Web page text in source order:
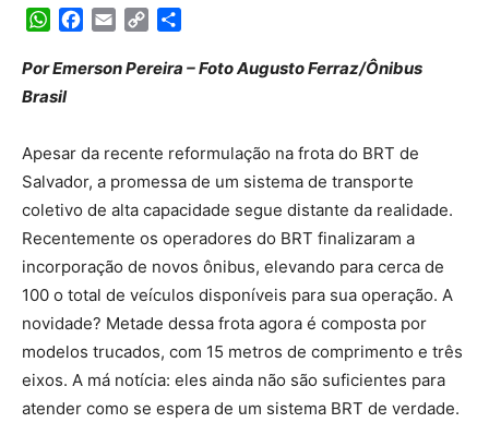
WhatsApp
Facebook
Email Copy
Por Emerson Pereira – Foto Augusto Ferraz/Ônibus
Brasil
Apesar da recente reformulação na frota do BRT de
Salvador, a promessa de um sistema de transporte
coletivo de alta capacidade segue distante da realidade.
Recentemente os operadores do BRT finalizaram a
incorporação de novos ônibus, elevando para cerca de
100 o total de veículos disponíveis para sua operação. A
novidade? Metade dessa frota agora é composta por
modelos trucados, com 15 metros de comprimento e três
eixos. A má notícia: eles ainda não são suficientes para
atender como se espera de um sistema BRT de verdade.